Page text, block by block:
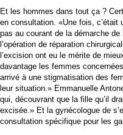
Et les hommes dans tout ça ?
en consultation. «Une fois, c’était
pas au courant de la démarche
l’opération de réparation
l’excision ont eu le mérite de
davantage les femmes
arrivé à une stigmatisation des
leur situation.» Emmanuelle
qui, découvrant que la fille qu’il
excisée.» Et la gynécologue de
consultation spécifique pour les